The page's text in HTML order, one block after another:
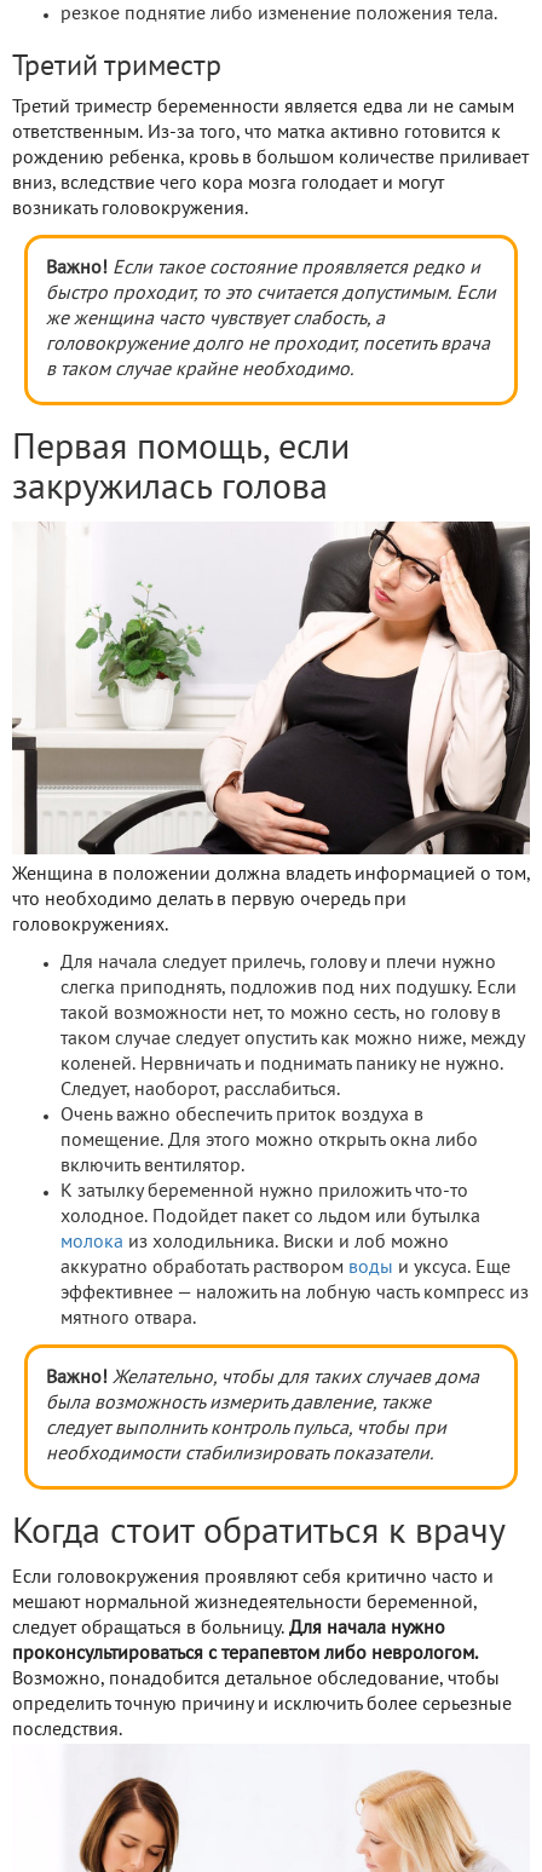
резкое поднятие либо изменение положения тела.
Третий триместр
Третий триместр беременности является едва ли не самым
ответственным. Из-за того, что матка активно готовится к
рождению ребенка, кровь в большом количестве приливает
вниз, вследствие чего кора мозга голодает и могут
возникать головокружения.
Важно! Если такое состояние проявляется редко и
быстро проходит, то это считается допустимым. Если
же женщина часто чувствует слабость, а
головокружение долго не проходит, посетить врача
в таком случае крайне необходимо.
Первая помощь, если
закружилась голова
Женщина в положении должна владеть информацией о том,
что необходимо делать в первую очередь при
головокружениях.
Для начала следует прилечь, голову и плечи нужно
слегка приподнять, подложив под них подушку. Если
такой возможности нет, то можно сесть, но голову в
таком случае следует опустить как можно ниже, между
коленей. Нервничать и поднимать панику не нужно.
Следует, наоборот, расслабиться.
Очень важно обеспечить приток воздуха в
помещение. Для этого можно открыть окна либо
включить вентилятор.
К затылку беременной нужно приложить что-то
холодное. Подойдет пакет со льдом или бутылка
молока из холодильника. Виски и лоб можно
аккуратно обработать раствором воды и уксуса. Еще
эффективнее — наложить на лобную часть компресс из
мятного отвара.
Важно! Желательно, чтобы для таких случаев дома
была возможность измерить давление, также
следует выполнить контроль пульса, чтобы при
необходимости стабилизировать показатели.
Когда стоит обратиться к врачу
Если головокружения проявляют себя критично часто и
мешают нормальной жизнедеятельности беременной,
следует обращаться в больницу. Для начала нужно
проконсультироваться с терапевтом либо неврологом.
Возможно, понадобится детальное обследование, чтобы
определить точную причину и исключить более серьезные
последствия.